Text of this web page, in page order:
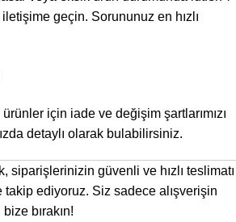
geçin. Sorununuz en hızlı
ürünler için iade ve değişim şartlarımızı
detaylı olarak bulabilirsiniz.
siparişlerinizin güvenli ve hızlı teslimatı
ediyoruz. Siz sadece alışverişin
bırakın!